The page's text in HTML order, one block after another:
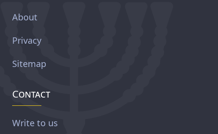
About
Privacy
Sitemap
Contact
Write to us